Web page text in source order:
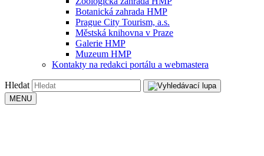
Botanická zahrada HMP
Prague City Tourism, a.s.
Městská knihovna v Praze
Galerie HMP
Muzeum HMP
Kontakty na redakci portálu a webmastera
Hledat
MENU